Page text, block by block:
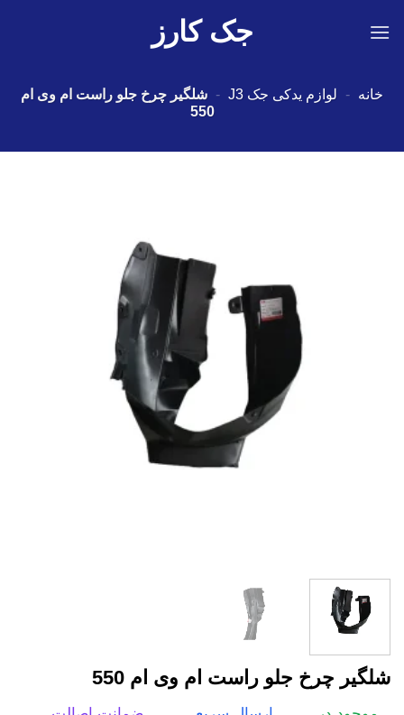
جک کارز
خانه - لوازم یدکی جک J3 - شلگیر چرخ جلو راست ام وی ام
550
شلگیر چرخ جلو راست ام وی ام 550